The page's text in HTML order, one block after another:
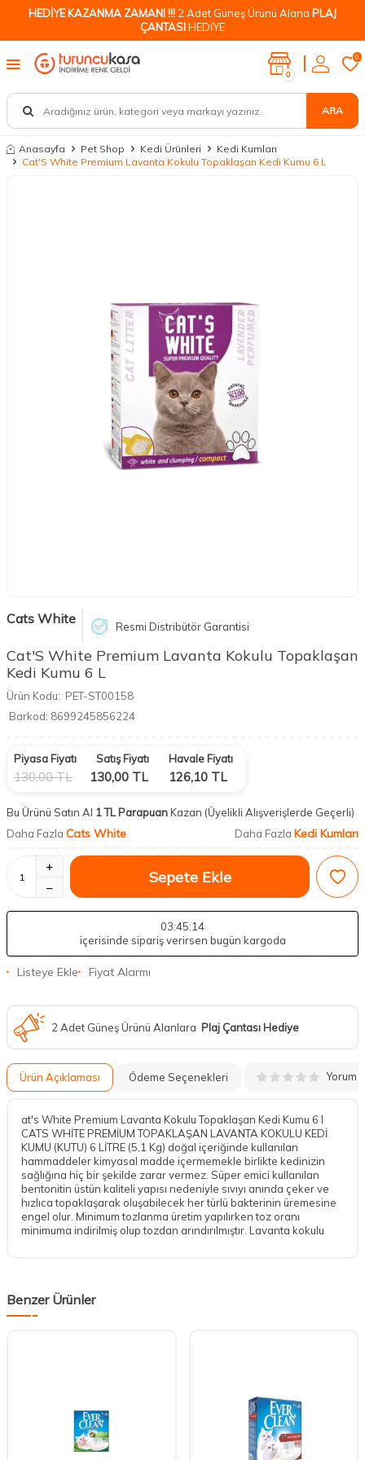
HEDİYE KAZANMA ZAMANI !!! 2 Adet Güneş Ürünü Alana PLAJ
ÇANTASIHEDİYE
ARA
0
0
Anasayfa Pet Shop Kedi Ürünleri
Kedi Kumları
Cat'S White Premium Lavanta Kokulu Topaklaşan Kedi Kumu 6 L
Cats White Resmi Distribütör Garantisi
Cat'S White Premium Lavanta Kokulu Topaklaşan
Kedi Kumu 6 L
Ürün Kodu: PET-ST00158
Barkod: 8699245856224
Piyasa Fiyatı
130,00TL
Satış Fiyatı
130,00 TL
Havale Fiyatı
126,10 TL
Bu Ürünü Satın Al 1 TL ParapuanKazan (Üyelikli Alışverişlerde Geçerli)
Daha Fazla Cats White Daha Fazla Kedi Kumları
Sepete Ekle
03:45:13
içerisinde sipariş verirsen bugün kargoda
Listeye Ekle Fiyat Alarmı
2 Adet Güneş Ürünü Alanlara Plaj Çantası Hediye
Ürün Açıklaması Ödeme Seçenekleri Yorum
at's White Premium Lavanta Kokulu Topaklaşan Kedi Kumu 6 l
CATS WHİTE PREMİUM TOPAKLAŞAN LAVANTA KOKULU KEDİ
KUMU (KUTU) 6 LİTRE (5,1 Kg) doğal içeriğinde kullanılan
hammaddeler kimyasal madde içermemekle birlikte kedinizin
sağlığına hiç bir şekilde zarar vermez. Süper emici kullanılan
bentonitin üstün kaliteli yapısı nedeniyle sıvıyı anında çeker ve
hızlıca topaklaşarak oluşabilecek her türlü bakterinin üremesine
engel olur. Minimum tozlanma üretim yapılırken toz oranı
minimuma indirilmiş olup tozdan arındırılmıştır. Lavanta kokulu
Benzer Ürünler